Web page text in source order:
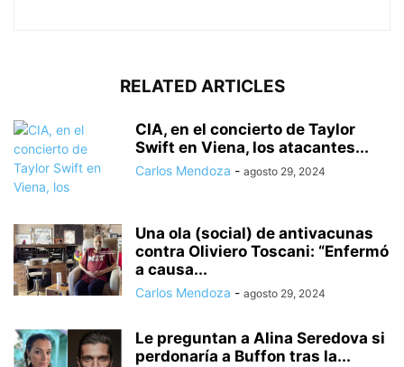
RELATED ARTICLES
CIA, en el concierto de Taylor
Swift en Viena, los atacantes...
Carlos Mendoza - agosto 29, 2024
Una ola (social) de antivacunas
contra Oliviero Toscani: “Enfermó
a causa...
Carlos Mendoza - agosto 29, 2024
Le preguntan a Alina Seredova si
perdonaría a Buffon tras la...